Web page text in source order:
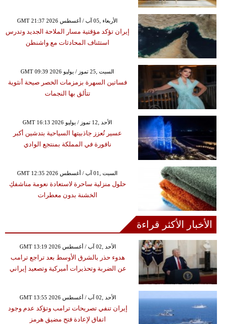
GMT 21:37 2026 الأربعاء ,05 آب / أغسطس
إيران تؤكد مؤقتية مسار الملاحة الجديد وتدرس
استئناف المحادثات مع واشنطن
GMT 09:39 2026 السبت ,25 تموز / يوليو
فساتين السهرة بزمزمات الخصر صيحة أنثوية
تتألق بها النجمات
GMT 16:13 2026 الأحد ,12 تموز / يوليو
عسير تُعزز جاذبيتها السياحية بتدشين أكبر
نافورة في المملكة بمنتجع الوادي
GMT 12:35 2026 السبت ,01 آب / أغسطس
حلول منزلية ساحرة لاستعادة نعومة مناشفكِ
الخشنة بدون معطرات
الأخبار الأكثر قراءة
GMT 13:19 2026 الأحد ,02 آب / أغسطس
هدوء حذر بالشرق الأوسط بعد تراجع ترامب
عن الضربة وتحذيرات أميركية وتصعيد إيراني
GMT 13:55 2026 الأحد ,02 آب / أغسطس
إيران تنفي تصريحات ترامب وتؤكد عدم وجود
اتفاق لإعادة فتح مضيق هرمز